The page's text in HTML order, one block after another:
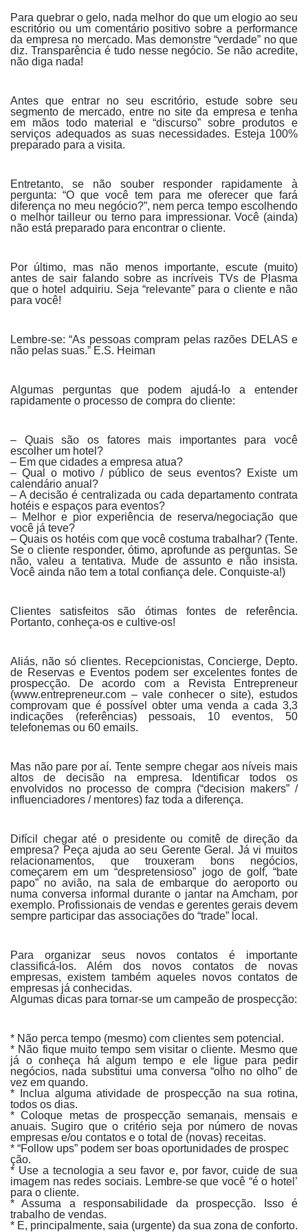
Para quebrar o gelo, nada melhor do que um elogio ao seu
escritório ou um comentário positivo sobre a performance
da empresa no mercado. Mas demonstre “verdade” no que
diz. Transparência é tudo nesse negócio. Se não acredite,
não diga nada!
Antes que entrar no seu escritório, estude sobre seu
segmento de mercado, entre no site da empresa e tenha
em mãos todo material e “discurso” sobre produtos e
serviços adequados as suas necessidades. Esteja 100%
preparado para a visita.
Entretanto, se não souber responder rapidamente à
pergunta: “O que você tem para me oferecer que fará
diferença no meu negócio?”, nem perca tempo escolhendo
o melhor tailleur ou terno para impressionar. Você (ainda)
não está preparado para encontrar o cliente.
Por último, mas não menos importante, escute (muito)
antes de sair falando sobre as incríveis TVs de Plasma
que o hotel adquiriu. Seja “relevante” para o cliente e não
para você!
Lembre-se: “As pessoas compram pelas razões DELAS e
não pelas suas.” E.S. Heiman
Algumas perguntas que podem ajudá-lo a entender
rapidamente o processo de compra do cliente:
– Quais são os fatores mais importantes para você
escolher um hotel?
– Em que cidades a empresa atua?
– Qual o motivo / público de seus eventos? Existe um
calendário anual?
– A decisão é centralizada ou cada departamento contrata
hotéis e espaços para eventos?
– Melhor e pior experiência de reserva/negociação que
você já teve?
– Quais os hotéis com que você costuma trabalhar? (Tente.
Se o cliente responder, ótimo, aprofunde as perguntas. Se
não, valeu a tentativa. Mude de assunto e não insista.
Você ainda não tem a total confiança dele. Conquiste-a!)
Clientes satisfeitos são ótimas fontes de referência.
Portanto, conheça-os e cultive-os!
Aliás, não só clientes. Recepcionistas, Concierge, Depto.
de Reservas e Eventos podem ser excelentes fontes de
prospecção. De acordo com a Revista Entrepreneur
(www.entrepreneur.com – vale conhecer o site), estudos
comprovam que é possível obter uma venda a cada 3,3
indicações (referências) pessoais, 10 eventos, 50
telefonemas ou 60 emails.
Mas não pare por aí. Tente sempre chegar aos níveis mais
altos de decisão na empresa. Identificar todos os
envolvidos no processo de compra (“decision makers” /
influenciadores / mentores) faz toda a diferença.
Difícil chegar até o presidente ou comitê de direção da
empresa? Peça ajuda ao seu Gerente Geral. Já vi muitos
relacionamentos, que trouxeram bons negócios,
começarem em um “despretensioso” jogo de golf, “bate
papo” no avião, na sala de embarque do aeroporto ou
numa conversa informal durante o jantar na Amcham, por
exemplo. Profissionais de vendas e gerentes gerais devem
sempre participar das associações do “trade” local.
Para organizar seus novos contatos é importante
classificá-los. Além dos novos contatos de novas
empresas, existem também aqueles novos contatos de
empresas já conhecidas.
Algumas dicas para tornar-se um campeão de prospecção:
* Não perca tempo (mesmo) com clientes sem potencial.
* Não fique muito tempo sem visitar o cliente. Mesmo que
já o conheça há algum tempo e ele ligue para pedir
negócios, nada substitui uma conversa “olho no olho” de
vez em quando.
* Inclua alguma atividade de prospecção na sua rotina,
todos os dias.
* Coloque metas de prospecção semanais, mensais e
anuais. Sugiro que o critério seja por número de novas
empresas e/ou contatos e o total de (novas) receitas.
* “Follow ups” podem ser boas oportunidades de prospec
ção.
* Use a tecnologia a seu favor e, por favor, cuide de sua
imagem nas redes sociais. Lembre-se que você “é o hotel’
para o cliente.
* Assuma a responsabilidade da prospecção. Isso é
trabalho de vendas.
* E, principalmente, saia (urgente) da sua zona de conforto.